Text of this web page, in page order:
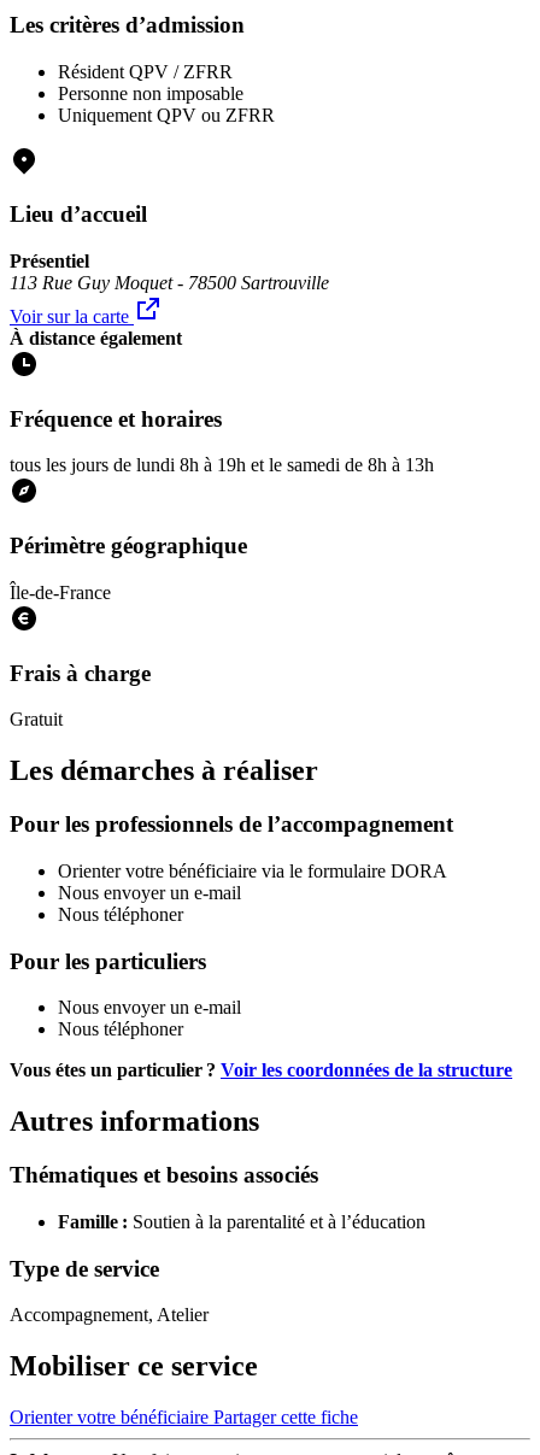
Les critères d’admission
Résident QPV / ZFRR
Personne non imposable
Uniquement QPV ou ZFRR
Lieu d’accueil
Présentiel
113 Rue Guy Moquet - 78500 Sartrouville
Voir sur la carte
À distance également
Fréquence et horaires
tous les jours de lundi 8h à 19h et le samedi de 8h à 13h
Périmètre géographique
Île-de-France
Frais à charge
Gratuit
Les démarches à réaliser
Pour les professionnels de l’accompagnement
Orienter votre bénéficiaire via le formulaire DORA
Nous envoyer un e-mail
Nous téléphoner
Pour les particuliers
Nous envoyer un e-mail
Nous téléphoner
Vous étes un particulier ? Voir les coordonnées de la structure
Autres informations
Thématiques et besoins associés
Famille : Soutien à la parentalité et à l’éducation
Type de service
Accompagnement, Atelier
Mobiliser ce service
Orienter votre bénéficiaire Partager cette fiche